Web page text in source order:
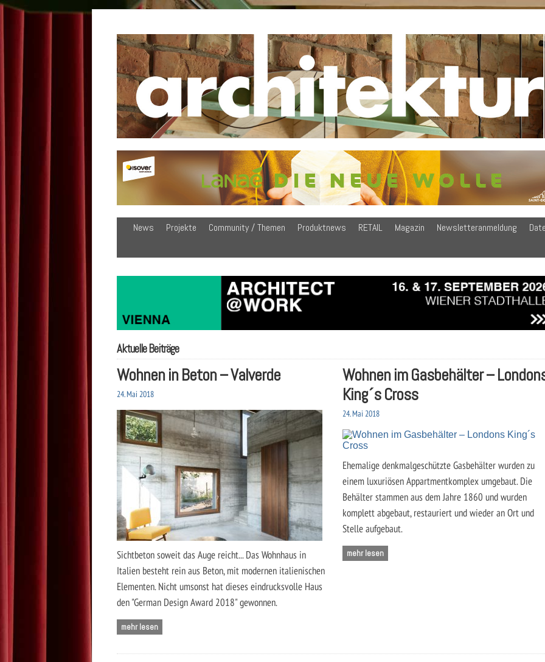
News Projekte Community / Themen Produktnews RETAIL Magazin Newsletteranmeldung
Aktuelle Beiträge
Wohnen in Beton – Valverde
24. Mai 2018
Sichtbeton soweit das Auge reicht... Das Wohnhaus in
Italien besteht rein aus Beton, mit modernen italienischen
Elementen. Nicht umsonst hat dieses eindrucksvolle Haus
den "German Design Award 2018" gewonnen.
mehr lesen
Wohnen im Gasbehälter –
King´s Cross
24. Mai 2018
Ehemalige denkmalgeschützte Gasbehälter wurden zu
einem luxuriösen Appartmentkomplex umgebaut. Die
Behälter stammen aus dem Jahre 1860 und wurden
komplett abgebaut, restauriert und wieder an Ort und
Stelle aufgebaut.
mehr lesen